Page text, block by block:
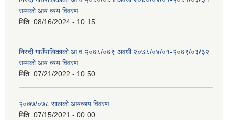
सम्मको आय व्यय विवरण
मिति: 08/16/2024 - 10:15
निस्दी गाउँपालिकाको आ.व.२०७८/०७९ अवधी:२०७८/०४/०१-२०७९/०३/३२
सम्मको आय व्यय विवरण
मिति: 07/21/2022 - 10:50
२०७७/०७८ सालको आयव्यय विवरण
मिति: 07/15/2021 - 00:00